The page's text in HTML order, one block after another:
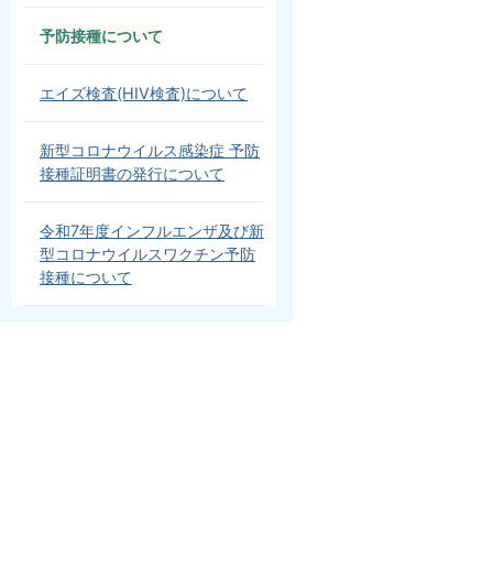
予防接種について
エイズ検査(HIV検査)について
新型コロナウイルス感染症 予防
接種証明書の発行について
令和7年度インフルエンザ及び新
型コロナウイルスワクチン予防
接種について